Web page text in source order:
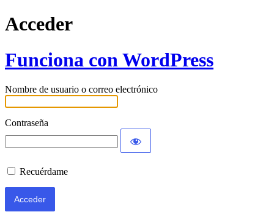
Acceder
Funciona con WordPress
Nombre de usuario o correo electrónico
Contraseña
Recuérdame